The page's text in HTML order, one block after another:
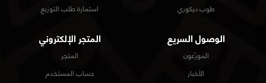
طوب ديكوري
استمارة طلب التوزيع
الوصول السريع
الموزّعون
الأخبار
المتجر الإلكتروني
المتجر
حساب المستخدم